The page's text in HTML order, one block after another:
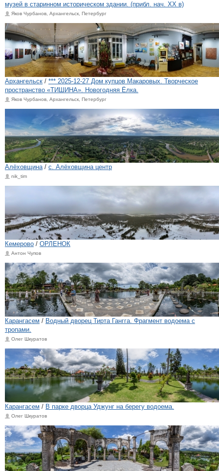
музей в старинном историческом здании. (прибл. нач. XX в)
Яков Чурбанов, Архангельск, Петербург
Архангельск / *** 2025-12-27 Дом купцов Макаровых. Творческое
пространство «ТИШИНА». Новогодняя Ёлка.
Яков Чурбанов, Архангельск, Петербург
Алёховщина/ с. Алёховщина центр
nik_tim
Кемерово / ОРЛЕНОК
Антон Чупов
Карангасем / Водный дворец Тирта Гангга. Фрагмент водоема с
тропами.
Олег Шкуратов
Карангасем / В парке дворца Уджунг на берегу водоема.
Олег Шкуратов